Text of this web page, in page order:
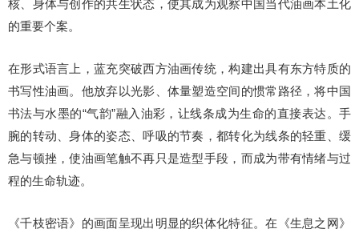
核、身体与创作的共生状态，使其成为观察中国当代油画本土化
的重要个案。
在形式语言上，蓝充突破西方油画传统，构建出具有东方特质的
书写性油画。 他放弃以光影、体量塑造空间的惯常路径，将中国
书法与水墨的“气韵”融入油彩，让线条成为生命的直接表达。 手
腕的转动、身体的姿态、呼吸的节奏，都转化为线条的轻重、缓
急与顿挫，使油画笔触不再只是造型手段，而成为带有情绪与过
程的生命轨迹。
《千枝密语》的画面呈现出明显的织体化特征。在《生息之网》